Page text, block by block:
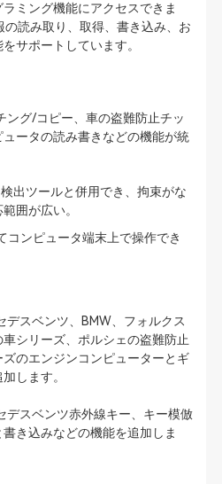
ミング機能にアクセスできま
の読み取り、取得、書き込み、お
サポートしています。
グ/コピー、車の盗難防止チッ
ータの読み書きなどの機能が統
出ツールと併用でき、拘束がな
囲が広い。
コンピュータ端末上で操作でき
スベンツ、BMW、フォルクス
シリーズ、ポルシェの盗難防止
のエンジンコンピューターとギ
します。
スベンツ赤外線キー、キー模倣
き込みなどの機能を追加しま